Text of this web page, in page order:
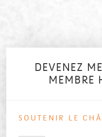
LE
DEVENEZ
MEMBRE
SOUTENIR LE